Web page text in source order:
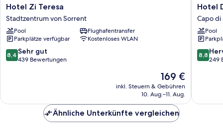
Hotel
Zi
Teresa
Stadtzentrum
von
Sorrent
Hotel Zi Teresa
Stadtzentrum von Sorrent
Pool
Flughafentransfer
Parkplätze verfügbar
Kostenloses WLAN
8.4
von
Bewertungen
8,4 Sehr gut
439 Bewertungen
Der
Preis
beträgt
169 €
inkl. Steuern & Gebühren
10. Aug.–11. Aug.
Hotel
Dania
Capo
di
Hotel
Capo
Pool
8.8
von
8,8
249
Ähnliche Unterkünfte vergleichen